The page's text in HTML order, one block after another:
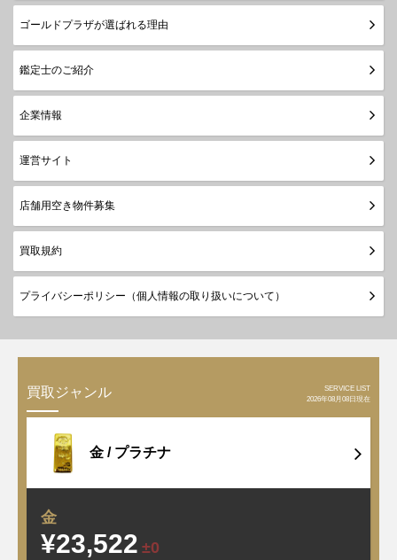
ゴールドプラザが選ばれる理由
鑑定士のご紹介
企業情報
運営サイト
店舗用空き物件募集
買取規約
プライバシーポリシー（個人情報の取り扱いについて）
買取ジャンル
SERVICE LIST
2026年08月08日現在
金 / プラチナ
金
¥23,522 ±0